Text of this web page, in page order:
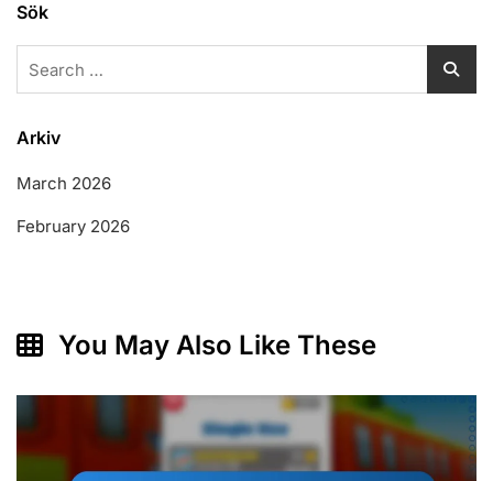
Sök
for:
Arkiv
March 2026
February 2026
You May Also Like These